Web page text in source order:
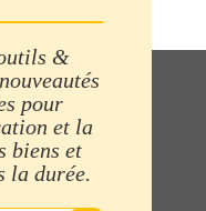
&
pour
et la
biens et
la durée.